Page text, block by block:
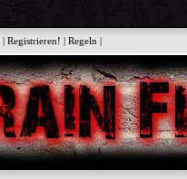
|Registrieren! |Regeln |